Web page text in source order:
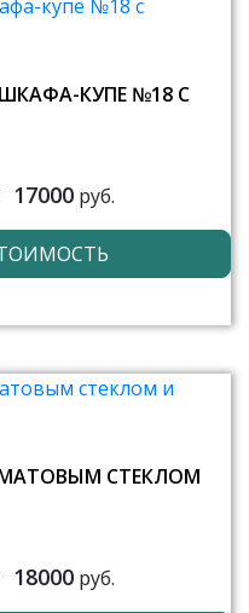
КУПЕ №18 С
17000руб.
МАТОВЫМ СТЕКЛОМ
18000руб.